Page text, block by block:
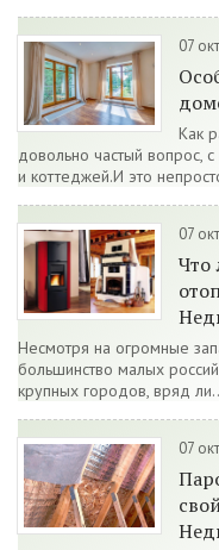
07
Как
довольно частый вопрос,
и коттеджей.И это
07
Что
Несмотря на огромные
большинство малых
крупных городов, вряд
07